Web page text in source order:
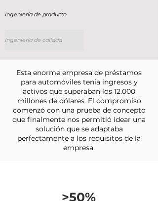
Ingeniería de producto
Ingeniería de calidad
Esta enorme empresa de préstamos
para automóviles tenía ingresos y
activos que superaban los 12.000
millones de dólares. El compromiso
comenzó con una prueba de concepto
que finalmente nos permitió idear una
solución que se adaptaba
perfectamente a los requisitos de la
empresa.
>50%